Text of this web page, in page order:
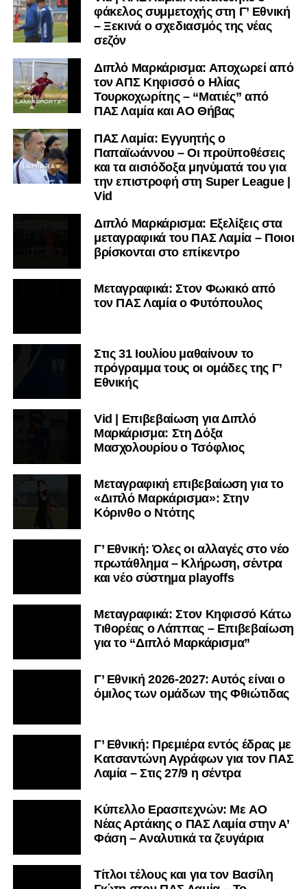
μαθαίνετε πρώτοι τα κυανόλευκα νέα στην Ελλάδα και τον
υπόλοιπο κόσμο. Ακολουθήστε το lamiara.gr στο
Twitterκαι στο
μαθαίνετε σε χρόνο dt όλα τα νέα.
φάκελος συμμετοχής στη Γ’ Εθνική
– Ξεκινά ο σχεδιασμός της νέας
σεζόν
Διπλό Μαρκάρισμα: Αποχωρεί από
τον ΑΠΣ Κηφισσό ο Ηλίας
Τουρκοχωρίτης – “Ματιές” από
ΠΑΣ Λαμία και ΑΟ Θήβας
ΠΑΣ Λαμία: Εγγυητής ο
Παπαϊωάννου – Οι προϋποθέσεις
και τα αισιόδοξα μηνύματά του για
την επιστροφή στη Super League |
Vid
Διπλό Μαρκάρισμα: Εξελίξεις στα
μεταγραφικά του ΠΑΣ Λαμία – Ποιοι
βρίσκονται στο επίκεντρο
Μεταγραφικά: Στον Φωκικό από
τον ΠΑΣ Λαμία ο Φυτόπουλος
Στις 31 Ιουλίου μαθαίνουν το
πρόγραμμα τους οι ομάδες της Γ’
Εθνικής
Vid | Επιβεβαίωση για Διπλό
Μαρκάρισμα: Στη Δόξα
Μασχολουρίου ο Τσόφλιος
Μεταγραφική επιβεβαίωση για το
«Διπλό Μαρκάρισμα»: Στην
Κόρινθο ο Ντότης
Γ’ Εθνική: Όλες οι αλλαγές στο νέο
πρωτάθλημα – Κλήρωση, σέντρα
και νέο σύστημα playoffs
Μεταγραφικά: Στον Κηφισσό Κάτω
Τιθορέας ο Λάππας – Επιβεβαίωση
για το “Διπλό Μαρκάρισμα”
Γ’ Εθνική 2026-2027: Αυτός είναι ο
όμιλος των ομάδων της Φθιώτιδας
Γ’ Εθνική: Πρεμιέρα εντός έδρας με
Κατσαντώνη Αγράφων για τον ΠΑΣ
Λαμία – Στις 27/9 η σέντρα
Kύπελλο Ερασιτεχνών: Με AO
Nέας Αρτάκης ο ΠΑΣ Λαμία στην Α’
Φάση – Αναλυτικά τα ζευγάρια
Τίτλοι τέλους και για τον Βασίλη